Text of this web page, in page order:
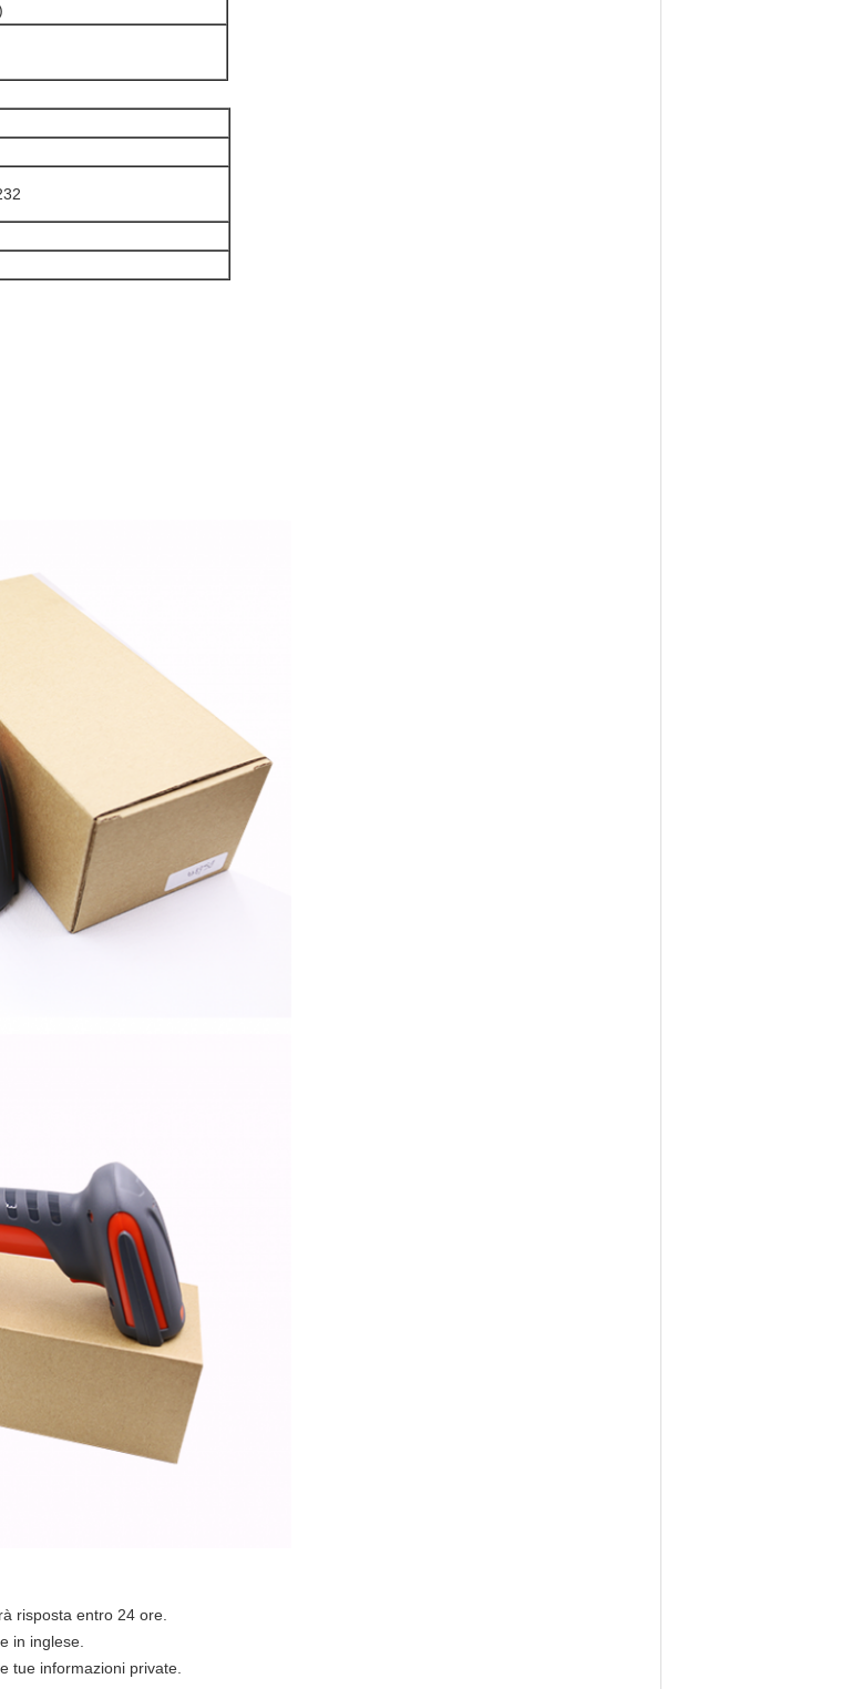
risposta entro 24 ore.
in inglese.
tue informazioni private.